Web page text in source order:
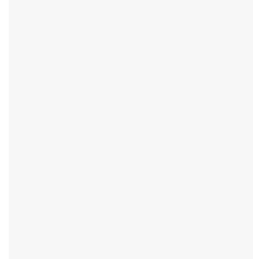
Стоимость услуг по
В стоимость регистрации/
собственно регистрация/
на год вперёд,
вперёд, услуги ответственного
комплект оригиналов
Подробно о содержании
Подробно о новом требовании